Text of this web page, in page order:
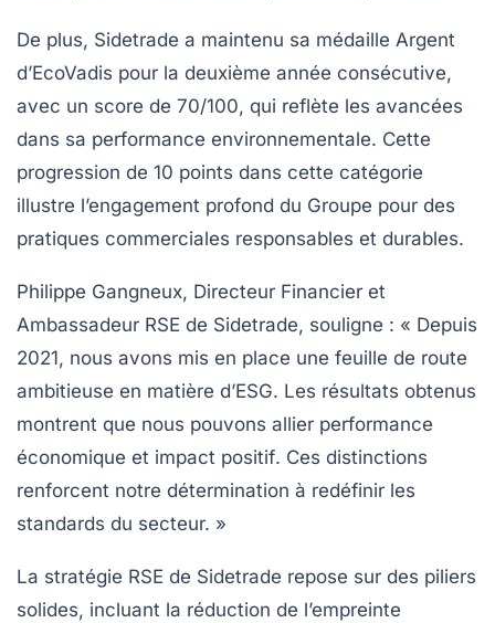
De plus, Sidetrade a maintenu sa médaille Argent
d’EcoVadis pour la deuxième année consécutive,
avec un score de 70/100, qui reflète les avancées
dans sa performance environnementale. Cette
progression de 10 points dans cette catégorie
illustre l’engagement profond du Groupe pour des
pratiques commerciales responsables et durables.
Philippe Gangneux, Directeur Financier et
Ambassadeur RSE de Sidetrade, souligne : « Depuis
2021, nous avons mis en place une feuille de route
ambitieuse en matière d’ESG. Les résultats obtenus
montrent que nous pouvons allier performance
économique et impact positif. Ces distinctions
renforcent notre détermination à redéfinir les
standards du secteur. »
La stratégie RSE de Sidetrade repose sur des piliers
solides, incluant la réduction de l’empreinte